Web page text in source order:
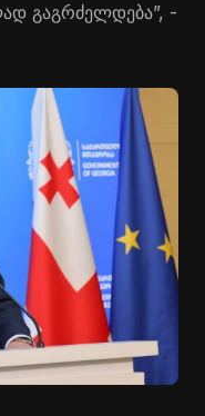
გაგრძელდება”, -